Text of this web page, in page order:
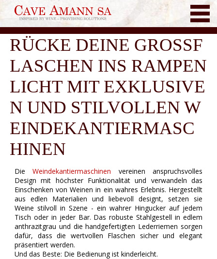
RÜCKE DEINE GROSSF
LASCHEN INS RAMPEN
LICHT MIT EXKLUSIVE
N UND STILVOLLEN W
EINDEKANTIERMASC
HINEN
DieWeindekantiermaschinen vereinen anspruchsvolles
Design mit höchster Funktionalität und verwandeln das
Einschenken von Weinen in ein wahres Erlebnis. Hergestellt
aus edlen Materialien und liebevoll designt, setzen sie
Weine stilvoll in Szene - ein wahrer Hingucker auf jedem
Tisch oder in jeder Bar. Das robuste Stahlgestell in edlem
anthrazitgrau und die handgefertigten Lederriemen sorgen
dafür, dass die wertvollen Flaschen sicher und elegant
präsentiert werden.
Und das Beste: Die Bedienung ist kinderleicht.